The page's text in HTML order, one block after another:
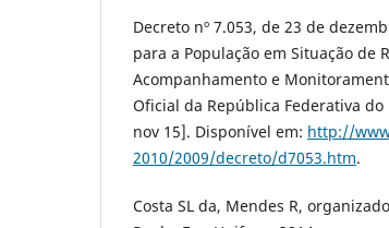
Decreto nº 7.053, de 23 de
para a População em Situação de
Acompanhamento e
Oficial da República Federativa do
nov 15]. Disponível em: http://
2010/2009/decreto/d7053.htm.
Costa SL da, Mendes R,